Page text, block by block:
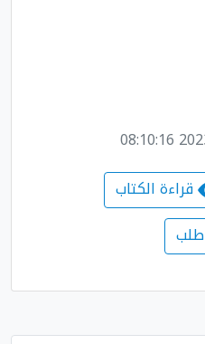
قراءة الكتاب
طلب